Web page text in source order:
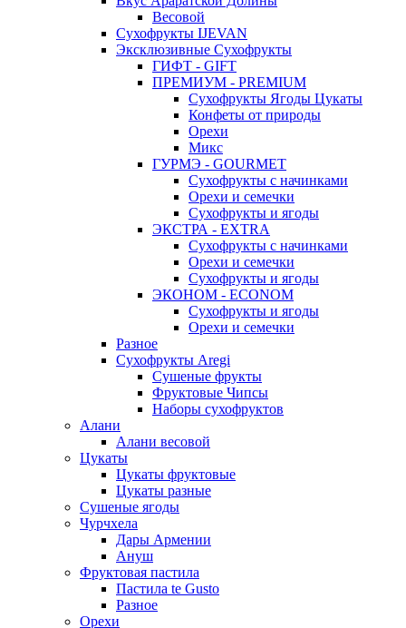
Весовой
Сухофрукты IJEVAN
Эксклюзивные Сухофрукты
ГИФТ - GIFT
ПРЕМИУМ - PREMIUM
Сухофрукты Ягоды Цукаты
Конфеты от природы
Орехи
Микс
ГУРМЭ - GOURMET
Сухофрукты с начинками
Орехи и семечки
Сухофрукты и ягоды
ЭКСТРА - EXTRA
Сухофрукты с начинками
Орехи и семечки
Сухофрукты и ягоды
ЭКОНОМ - ECONOM
Сухофрукты и ягоды
Орехи и семечки
Разное
Сухофрукты Aregi
Сушеные фрукты
Фруктовые Чипсы
Наборы сухофруктов
Алани
Алани весовой
Цукаты
Цукаты фруктовые
Цукаты разные
Сушеные ягоды
Чурчхела
Дары Армении
Ануш
Фруктовая пастила
Пастила te Gusto
Разное
Орехи